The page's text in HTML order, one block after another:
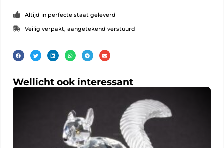
Altijd in perfecte staat geleverd
Veilig verpakt, aangetekend verstuurd
Wellicht ook interessant